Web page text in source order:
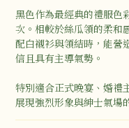
黑色作為最經典的禮服色
次。相較於絲瓜領的柔和
配白襯衫與領結時，能營
信且具有主導氣勢。
特別適合正式晚宴、婚禮
展現強烈形象與紳士氣場